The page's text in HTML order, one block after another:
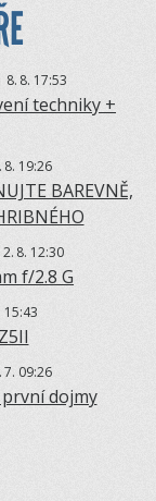
8. 8. 17:53
techniky +
8. 19:26
BAREVNĚ,
8. 12:30
f/2.8 G
15:43
7. 09:26
první dojmy